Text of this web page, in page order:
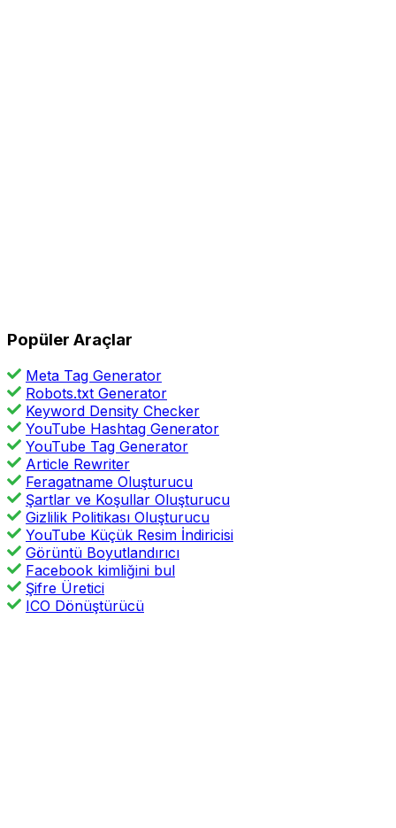
Popüler Araçlar
Meta Tag Generator
Robots.txt Generator
Keyword Density Checker
YouTube Hashtag Generator
YouTube Tag Generator
Article Rewriter
Feragatname Oluşturucu
Şartlar ve Koşullar Oluşturucu
Gizlilik Politikası Oluşturucu
YouTube Küçük Resim İndiricisi
Görüntü Boyutlandırıcı
Facebook kimliğini bul
Şifre Üretici
ICO Dönüştürücü